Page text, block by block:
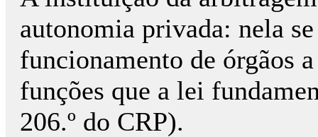
autonomia privada: nela
funcionamento de órgãos
funções que a lei
206.º do CRP).